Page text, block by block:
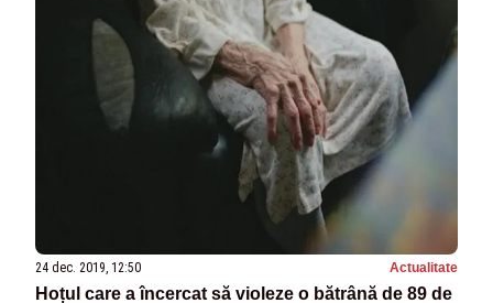
24 dec. 2019, 12:50 Actualitate
Hoțul care a încercat să violeze o bătrână de 89 de